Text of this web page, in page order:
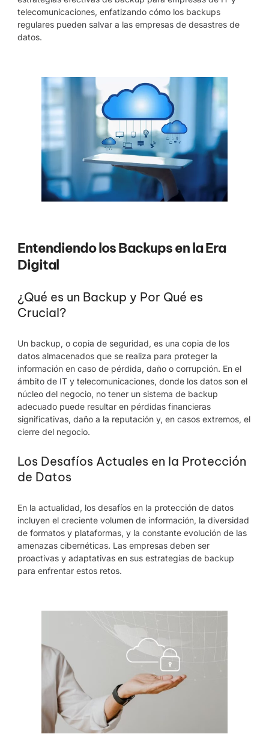
telecomunicaciones, enfatizando cómo los backups
regulares pueden salvar a las empresas de desastres de
datos.
Entendiendo los Backups en la Era
Digital
¿Qué es un Backup y Por Qué es
Crucial?
Un backup, o copia de seguridad, es una copia de los
datos almacenados que se realiza para proteger la
información en caso de pérdida, daño o corrupción. En el
ámbito de IT y telecomunicaciones, donde los datos son el
núcleo del negocio, no tener un sistema de backup
adecuado puede resultar en pérdidas financieras
significativas, daño a la reputación y, en casos extremos, el
cierre del negocio.
Los Desafíos Actuales en la Protección
de Datos
En la actualidad, los desafíos en la protección de datos
incluyen el creciente volumen de información, la diversidad
de formatos y plataformas, y la constante evolución de las
amenazas cibernéticas. Las empresas deben ser
proactivas y adaptativas en sus estrategias de backup
para enfrentar estos retos.